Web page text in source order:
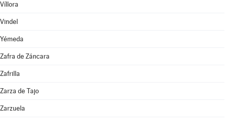
Víllora
Vindel
Yémeda
Zafra de Záncara
Zafrilla
Zarza de Tajo
Zarzuela